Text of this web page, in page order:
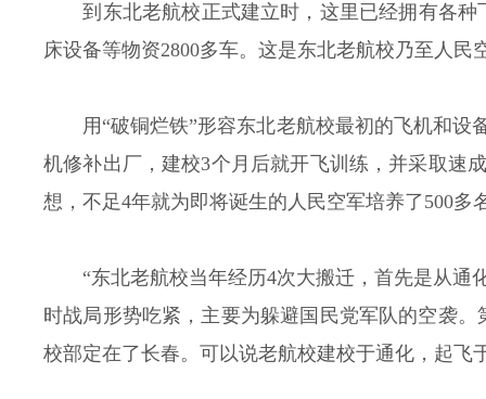
到东北老航校正式建立时，这里已经拥有各
床设备等物资2800多车。这是东北老航校乃至人民
用“破铜烂铁”形容东北老航校最初的飞机和
机修补出厂，建校3个月后就开飞训练，并采取速
想，不足4年就为即将诞生的人民空军培养了500多
“东北老航校当年经历4次大搬迁，首先是从
时战局形势吃紧，主要为躲避国民党军队的空袭
校部定在了长春。可以说老航校建校于通化，起飞